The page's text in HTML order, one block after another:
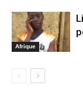
Afrique